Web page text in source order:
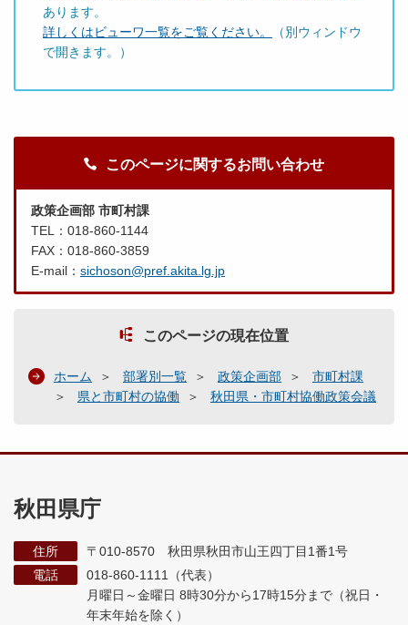
あります。
詳しくはビューワ一覧をご覧ください。
（別ウィンドウ
で開きます。）
このページに関するお問い合わせ
政策企画部 市町村課
TEL：018-860-1144
FAX：018-860-3859
E-mail： sichoson@pref.akita.lg.jp
このページの現在位置
ホーム 部署別一覧 政策企画部
市町村課
県と市町村の協働
秋田県・市町村協働政策会議
秋田県庁
住所
〒010-8570 秋田県秋田市山王四丁目1番1号
電話
018-860-1111（代表）
月曜日～金曜日 8時30分から17時15分まで （祝日・
年末年始を除く）